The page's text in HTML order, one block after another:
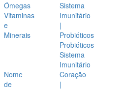
Ómegas
Vitaminas
e
Minerais
Sistema
Imunitário
|
Probióticos
Probióticos
Sistema
Imunitário
Nome
de
Coração
|